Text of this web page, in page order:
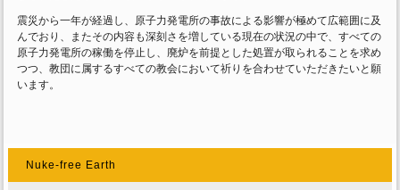
震災から一年が経過し、原子力発電所の事故による影響が極めて広範囲に及
んでおり、またその内容も深刻さを増している現在の状況の中で、すべての
原子力発電所の稼働を停止し、廃炉を前提とした処置が取られることを求め
つつ、教団に属するすべての教会において祈りを合わせていただきたいと願
います。
Nuke-free Earth